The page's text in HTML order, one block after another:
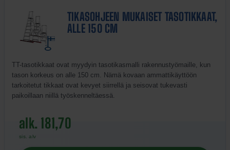
TIKASOHJEEN MUKAISET TASOTIKKAAT,
ALLE 150 CM
TT-tasotikkaat ovat myydyin tasotikasmalli rakennustyömaille, kun
tason korkeus on alle 150 cm. Nämä kovaan ammattikäyttöön
tarkoitetut tikkaat ovat kevyet siirrellä ja seisovat tukevasti
paikoillaan niillä työskenneltäessä.
alk. 181,70
sis. alv